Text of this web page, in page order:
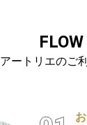
FLOW
アートリエのご